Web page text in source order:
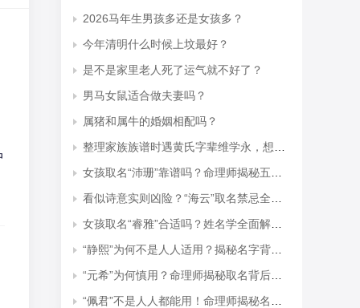
2026马年生男孩多还是女孩多？
今年清明什么时候上坟最好？
是不是家里老人死了运气就不好了？
男马女鼠适合做夫妻吗？
属猪和属牛的婚姻相配吗？
整理家族族谱时遇黄氏字辈维学永，想知道后续接续的是什么字辈？
女孩取名“沛珊”靠谱吗？命理师揭秘五行隐患与适配命格
看似诗意实则凶险？“海云”取名禁忌全解析
女孩取名“睿雅”合适吗？姓名学全面解读吉凶与禁忌
“静熙”为何不是人人适用？揭秘名字背后的五行失衡与命理隐患
“元希”为何慎用？命理师揭秘取名背后的五行忌讳
“佩君”不是人人都能用！命理师揭秘名字背后的五行杀局与取名禁忌